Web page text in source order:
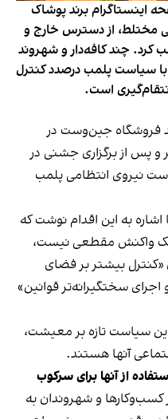
اینستاگرام برند پوشاک
مختلط، از دسترس خارج و
کرد. چند کافه‌‌دار و شهروند
با سیاست پلمب درصدد کنترل
است.
فروشگاه جین‌وست در
فرشته تهران، شنبه ۱۹ مهر و پس از برگزاری جشنی در
نیروی انتظامی پلمب
به این اقدام نوشت که
یک واکنش مقطعی نیست،
«کنترل بیشتر بر فضای
سختگیرانه‌تر قوانین»
این سیاست‌ تازه بر معیشت،
آنها هستند.
از آنها برای سرکوب
و شهروندان به